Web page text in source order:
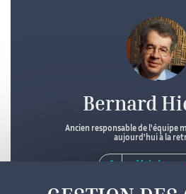
Bernard
Ancien responsable de l'équipe
aujourd'hui à la